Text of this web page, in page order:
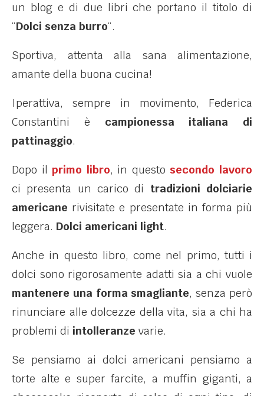
un blog e di due libri che portano il titolo di
“Dolci senza burro“.
Sportiva, attenta alla sana alimentazione,
amante della buona cucina!
Iperattiva, sempre in movimento, Federica
Constantini è campionessa italiana di
pattinaggio.
Dopo ilprimo libro, in questo secondo lavoro
ci presenta un carico di tradizioni dolciarie
americane rivisitate e presentate in forma più
leggera. Dolci americani light.
Anche in questo libro, come nel primo, tutti i
dolci sono rigorosamente adatti sia a chi vuole
mantenere una forma smagliante, senza però
rinunciare alle dolcezze della vita, sia a chi ha
problemi di intolleranze varie.
Se pensiamo ai dolci americani pensiamo a
torte alte e super farcite, a muffin giganti, a